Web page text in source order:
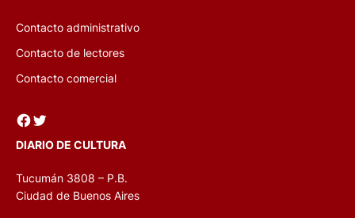
Contacto administrativo
Contacto de lectores
Contacto comercial
Facebook Twitter
DIARIO DE CULTURA
Tucumán 3808 – P.B.
Ciudad de Buenos Aires